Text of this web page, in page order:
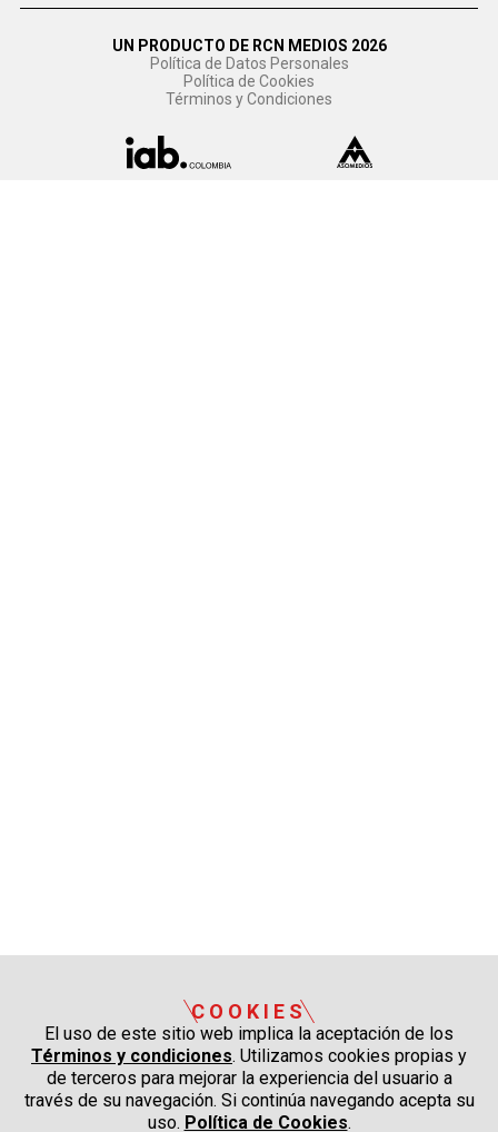
UN PRODUCTO DE RCN MEDIOS 2026
Política de Datos Personales
Política de Cookies
Términos y Condiciones
COOKIES
El uso de este sitio web implica la aceptación de los
Términos y condiciones. Utilizamos cookies propias y
de terceros para mejorar la experiencia del usuario a
través de su navegación. Si continúa navegando acepta su
uso. Política de Cookies.